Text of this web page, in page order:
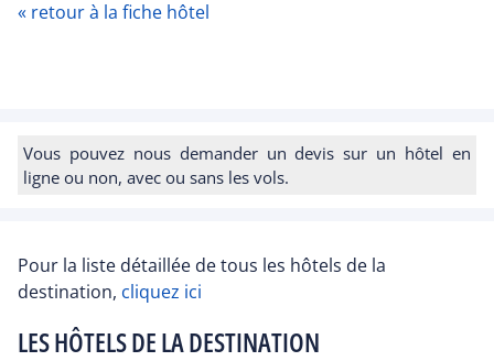
« retour à la fiche hôtel
Vous pouvez nous demander un devis sur un hôtel en
ligne ou non, avec ou sans les vols.
Pour la liste détaillée de tous les hôtels de la
destination, cliquez ici
LES HÔTELS DE LA DESTINATION